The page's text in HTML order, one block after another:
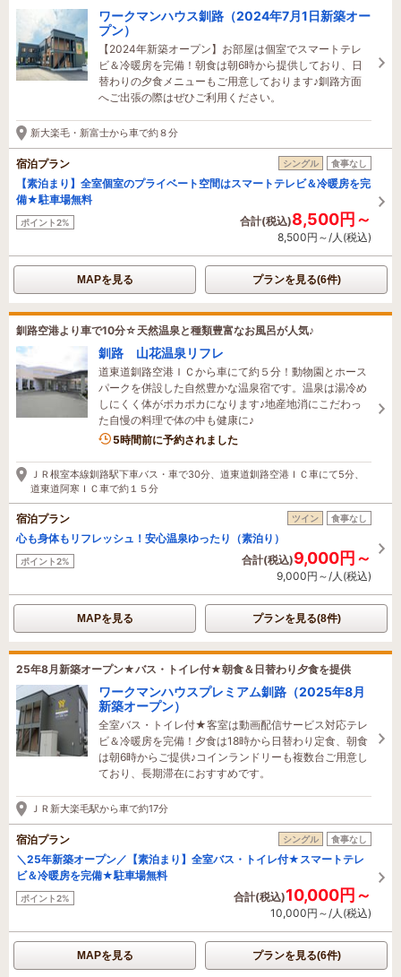
ワークマンハウス釧路（2024年7月1日新築オー
プン）
【2024年新築オープン】お部屋は個室でスマートテレ
ビ＆冷暖房を完備！朝食は朝6時から提供しており、日
替わりの夕食メニューもご用意しております♪釧路方面
へご出張の際はぜひご利用ください。
新大楽毛・新富士から車で約８分
宿泊プラン シングル 食事なし
【素泊まり】全室個室のプライベート空間はスマートテレビ＆冷暖房を完
備★駐車場無料
ポイント2% 合計(税込)8,500円～
8,500円～/人(税込)
MAPを見る プランを見る(6件)
釧路空港より車で10分☆天然温泉と種類豊富なお風呂が人気♪
釧路 山花温泉リフレ
道東道釧路空港ＩＣから車にて約５分！動物園とホース
パークを併設した自然豊かな温泉宿です。温泉は湯冷め
しにくく体がポカポカになります♪地産地消にこだわっ
た自慢の料理で体の中も健康に♪
5時間前に予約されました
ＪＲ根室本線釧路駅下車バス・車で30分、道東道釧路空港ＩＣ車にて5分、
道東道阿寒ＩＣ車で約１５分
宿泊プラン ツイン 食事なし
心も身体もリフレッシュ！安心温泉ゆったり（素泊り）
ポイント2% 合計(税込)9,000円～
9,000円～/人(税込)
MAPを見る プランを見る(8件)
25年8月新築オープン★バス・トイレ付★朝食＆日替わり夕食を提供
ワークマンハウスプレミアム釧路（2025年8月
新築オープン）
全室バス・トイレ付★客室は動画配信サービス対応テレ
ビ＆冷暖房を完備！夕食は18時から日替わり定食、朝食
は朝6時からご提供♪コインランドリーも複数台ご用意し
ており、長期滞在におすすめです。
ＪＲ新大楽毛駅から車で約17分
宿泊プラン シングル 食事なし
＼25年新築オープン／【素泊まり】全室バス・トイレ付★スマートテレ
ビ＆冷暖房を完備★駐車場無料
ポイント2% 合計(税込)10,000円～
10,000円～/人(税込)
MAPを見る プランを見る(6件)